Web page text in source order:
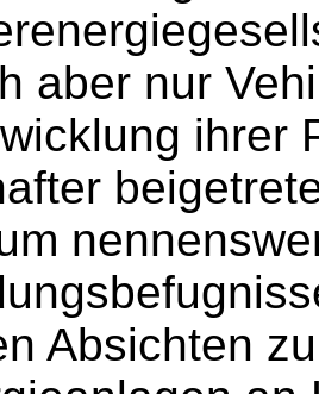
aber nur
ihrer
Absichten